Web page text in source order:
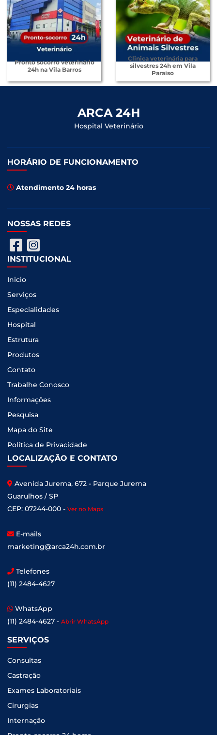
Pronto socorro veterinário
24h na Vila Barros
Clinica veterinária para
silvestres 24h em Vila
Paraíso
ARCA 24H
Hospital Veterinário
HORÁRIO DE FUNCIONAMENTO
Atendimento 24 horas
NOSSAS REDES
INSTITUCIONAL
Inicio
Serviços
Especialidades
Hospital
Estrutura
Produtos
Contato
Trabalhe Conosco
Informações
Pesquisa
Mapa do Site
Política de Privacidade
LOCALIZAÇÃO E CONTATO
Avenida Jurema, 672 - Parque Jurema
Guarulhos / SP
CEP: 07244-000 - Ver no Maps
E-mails
marketing@arca24h.com.br
Telefones
(11) 2484-4627
WhatsApp
(11) 2484-4627 - Abrir WhatsApp
SERVIÇOS
Consultas
Castração
Exames Laboratoriais
Cirurgias
Internação